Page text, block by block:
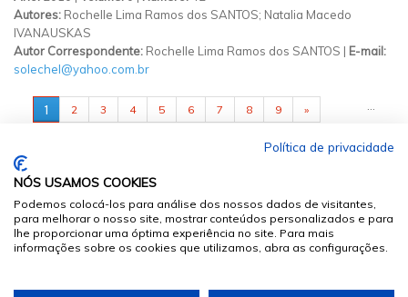
Autores: Rochelle Lima Ramos dos SANTOS; Natalia Macedo
IVANAUSKAS
Autor Correspondente: Rochelle Lima Ramos dos SANTOS | E-mail:
solechel@yahoo.com.br
PÁGINAS
1 2 3 4 5 6 7 8 9 »
Política de privacidade
NÓS USAMOS COOKIES
Podemos colocá-los para análise dos nossos dados de visitantes,
para melhorar o nosso site, mostrar conteúdos personalizados e para
lhe proporcionar uma óptima experiência no site. Para mais
informações sobre os cookies que utilizamos, abra as configurações.